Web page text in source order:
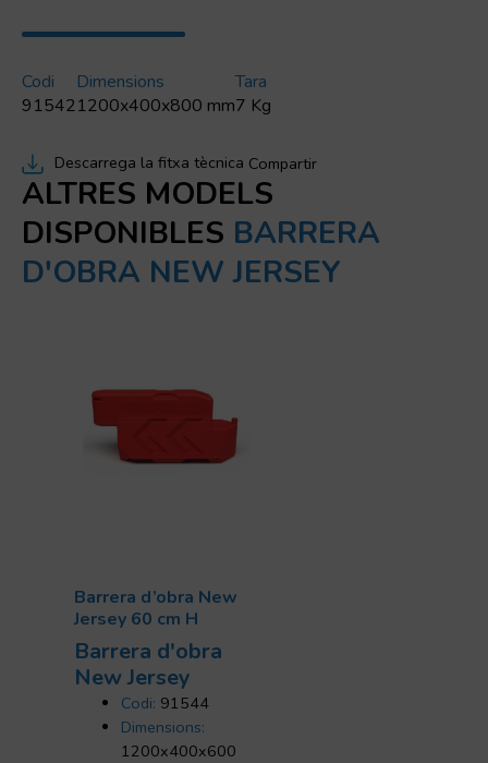
Codi
91542
Dimensions
1200x400x800 mm
Tara
7 Kg
Descarrega la fitxa tècnica Compartir
ALTRES MODELS
DISPONIBLES BARRERA
D'OBRA NEW JERSEY
Barrera d’obra New
Jersey 60 cm H
Barrera d'obra
New Jersey
Codi: 91544
Dimensions:
1200x400x600